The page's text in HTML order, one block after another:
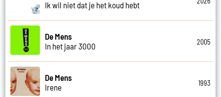
Ik wil niet dat je het koud hebt
De Mens
In het jaar 3000
2005
De Mens
Irene
1993